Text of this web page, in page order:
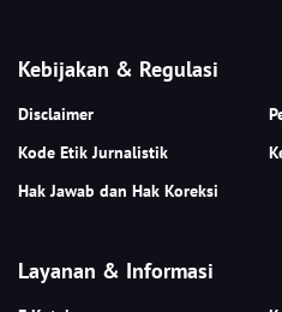
Kebijakan & Regulasi
Disclaimer
Kode Etik Jurnalistik
Hak Jawab dan Hak Koreksi
Layanan & Informasi